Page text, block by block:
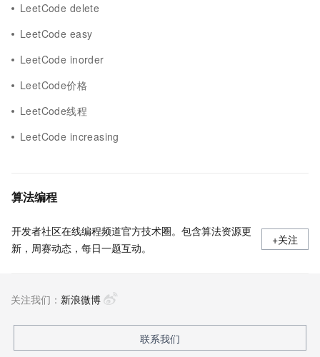
LeetCode delete
LeetCode easy
LeetCode inorder
LeetCode价格
LeetCode线程
LeetCode increasing
算法编程
开发者社区在线编程频道官方技术圈。包含算法资源更
新，周赛动态，每日一题互动。
+关注
关注我们： 新浪微博
联系我们